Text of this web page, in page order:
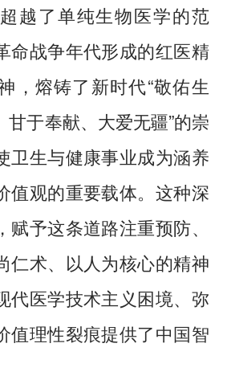
越了单纯生物医学的范
命战争年代形成的红医精
，熔铸了新时代“敬佑生
甘于奉献、大爱无疆”的崇
卫生与健康事业成为涵养
值观的重要载体。这种深
予这条道路注重预防、
仁术、以人为核心的精神
代医学技术主义困境、弥
值理性裂痕提供了中国智